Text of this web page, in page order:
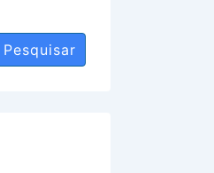
Pesquisar